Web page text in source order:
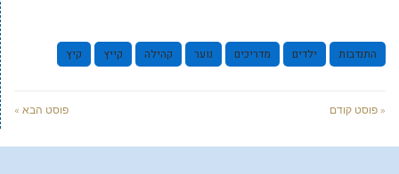
התנדבות ילדים מדריכים נוער קהילה קייץ קיץ
« פוסט קודם פוסט הבא »